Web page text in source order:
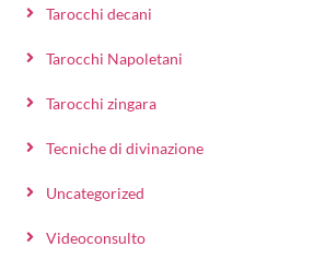
Tarocchi decani
Tarocchi Napoletani
Tarocchi zingara
Tecniche di divinazione
Uncategorized
Videoconsulto